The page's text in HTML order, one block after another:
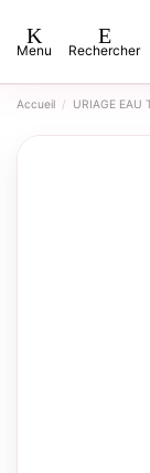
Menu Rechercher
Accueil URIAGE EAU